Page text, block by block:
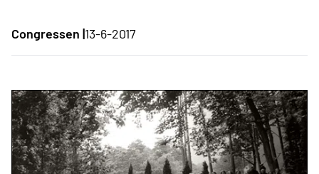
Congressen |13-6-2017